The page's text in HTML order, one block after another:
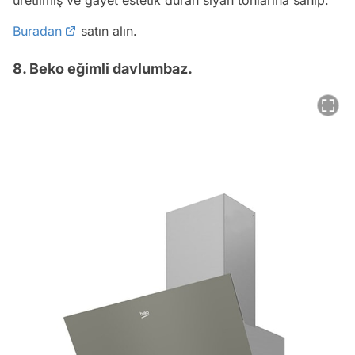
Buradan
satın alın.
8. Beko eğimli davlumbaz.